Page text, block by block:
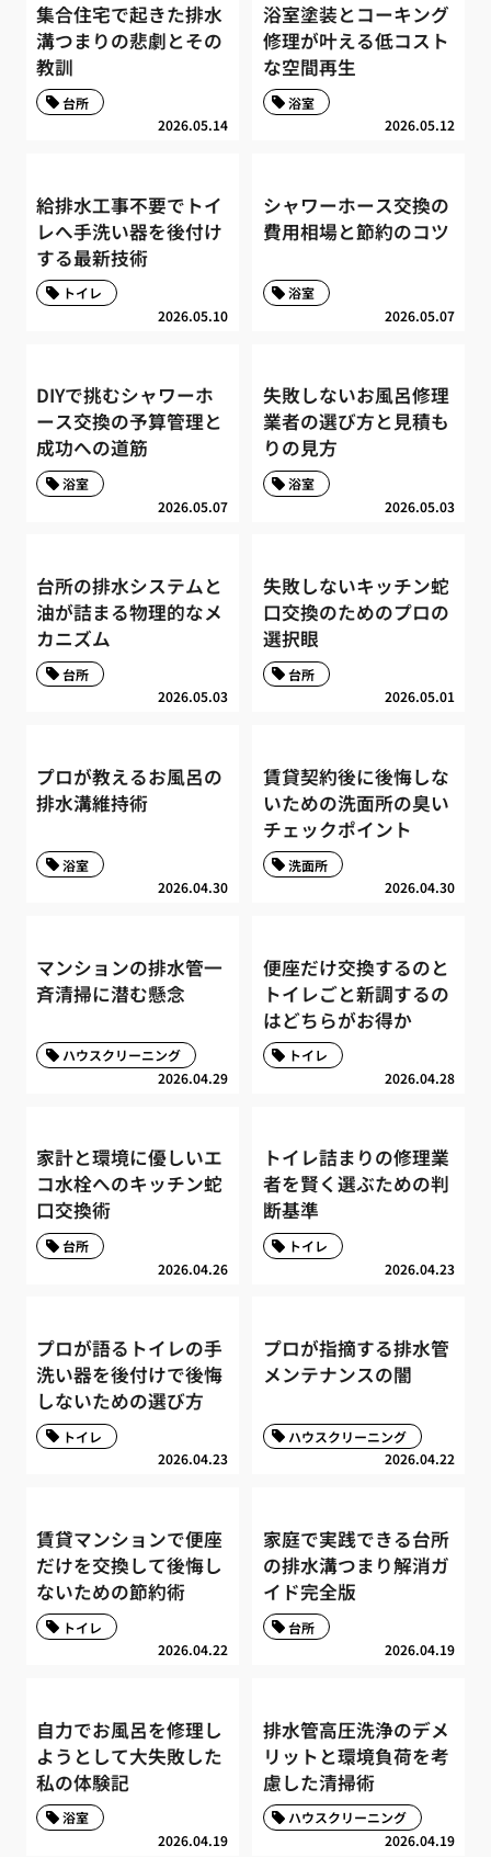
集合住宅で起きた排水
溝つまりの悲劇とその
教訓
2026.05.14
台所
浴室塗装とコーキング
修理が叶える低コスト
な空間再生
2026.05.12
浴室
給排水工事不要でトイ
レへ手洗い器を後付け
する最新技術
2026.05.10
トイレ
シャワーホース交換の
費用相場と節約のコツ
2026.05.07
浴室
DIYで挑むシャワーホ
ース交換の予算管理と
成功への道筋
2026.05.07
浴室
失敗しないお風呂修理
業者の選び方と見積も
りの見方
2026.05.03
浴室
台所の排水システムと
油が詰まる物理的なメ
カニズム
2026.05.03
台所
失敗しないキッチン蛇
口交換のためのプロの
選択眼
2026.05.01
台所
プロが教えるお風呂の
排水溝維持術
2026.04.30
浴室
賃貸契約後に後悔しな
いための洗面所の臭い
チェックポイント
2026.04.30
洗面所
マンションの排水管一
斉清掃に潜む懸念
2026.04.29
ハウスクリーニング
便座だけ交換するのと
トイレごと新調するの
はどちらがお得か
2026.04.28
トイレ
家計と環境に優しいエ
コ水栓へのキッチン蛇
口交換術
2026.04.26
台所
トイレ詰まりの修理業
者を賢く選ぶための判
断基準
2026.04.23
トイレ
プロが語るトイレの手
洗い器を後付けで後悔
しないための選び方
2026.04.23
トイレ
プロが指摘する排水管
メンテナンスの闇
2026.04.22
ハウスクリーニング
賃貸マンションで便座
だけを交換して後悔し
ないための節約術
2026.04.22
トイレ
家庭で実践できる台所
の排水溝つまり解消ガ
イド完全版
2026.04.19
台所
自力でお風呂を修理し
ようとして大失敗した
私の体験記
2026.04.19
浴室
排水管高圧洗浄のデメ
リットと環境負荷を考
慮した清掃術
2026.04.19
ハウスクリーニング